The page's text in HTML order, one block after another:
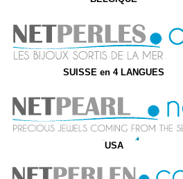
SUISSE en 4 LANGUES
USA